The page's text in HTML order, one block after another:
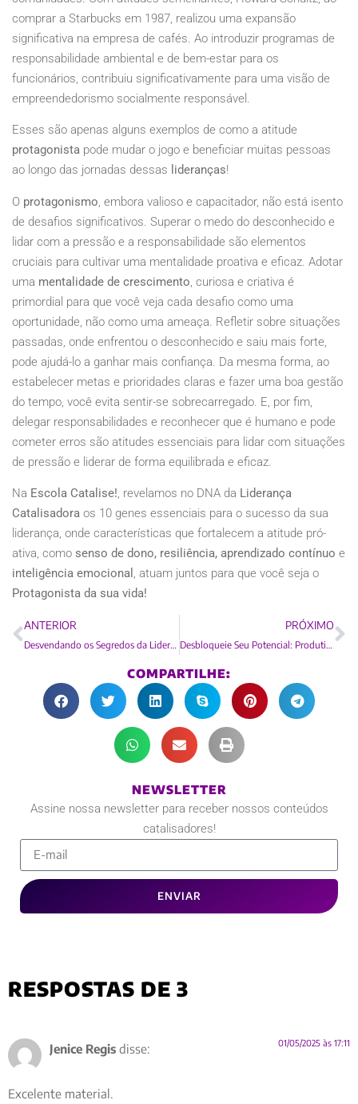
comprar a Starbucks em 1987, realizou uma expansão
significativa na empresa de cafés. Ao introduzir programas de
responsabilidade ambiental e de bem-estar para os
funcionários, contribuiu significativamente para uma visão de
empreendedorismo socialmente responsável.
Esses são apenas alguns exemplos de como a atitude
protagonista pode mudar o jogo e beneficiar muitas pessoas
ao longo das jornadas dessas lideranças!
O protagonismo, embora valioso e capacitador, não está isento
de desafios significativos. Superar o medo do desconhecido e
lidar com a pressão e a responsabilidade são elementos
cruciais para cultivar uma mentalidade proativa e eficaz. Adotar
uma mentalidade de crescimento, curiosa e criativa é
primordial para que você veja cada desafio como uma
oportunidade, não como uma ameaça. Refletir sobre situações
passadas, onde enfrentou o desconhecido e saiu mais forte,
pode ajudá-lo a ganhar mais confiança. Da mesma forma, ao
estabelecer metas e prioridades claras e fazer uma boa gestão
do tempo, você evita sentir-se sobrecarregado. E, por fim,
delegar responsabilidades e reconhecer que é humano e pode
cometer erros são atitudes essenciais para lidar com situações
de pressão e liderar de forma equilibrada e eficaz.
Na Escola Catalise!, revelamos no DNA da Liderança
Catalisadora os 10 genes essenciais para o sucesso da sua
liderança, onde características que fortalecem a atitude pró-
ativa, como senso de dono, resiliência, aprendizado contínuo e
inteligência emocional , atuam juntos para que você seja o
Protagonista da sua vida!
ANTERIOR
Desvendando os Segredos da Liderança Essencial
PRÓXIMO
Desbloqueie Seu Potencial: Produtividade Humanizada na Escola Catalise!
COMPARTILHE:
NEWSLETTER
Assine nossa newsletter para receber nossos conteúdos
catalisadores!
ENVIAR
RESPOSTAS DE 3
Jenice Regis disse: 01/05/2025 às 17:11
Excelente material.